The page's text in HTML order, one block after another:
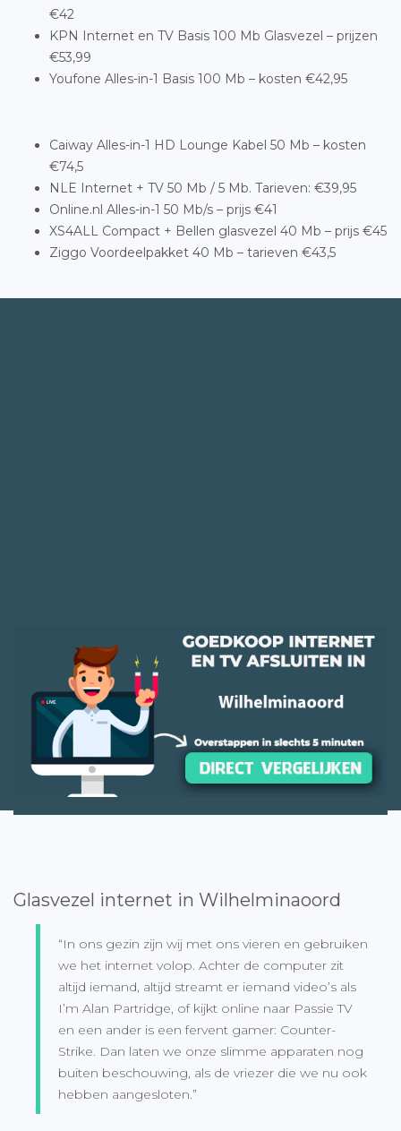
€42
KPN Internet en TV Basis 100 Mb Glasvezel – prijzen
€53,99
Youfone Alles-in-1 Basis 100 Mb – kosten €42,95
Caiway Alles-in-1 HD Lounge Kabel 50 Mb – kosten
€74,5
NLE Internet + TV 50 Mb / 5 Mb. Tarieven: €39,95
Online.nl Alles-in-1 50 Mb/s – prijs €41
XS4ALL Compact + Bellen glasvezel 40 Mb – prijs €45
Ziggo Voordeelpakket 40 Mb – tarieven €43,5
Glasvezel internet in Wilhelminaoord
“In ons gezin zijn wij met ons vieren en gebruiken
we het internet volop. Achter de computer zit
altijd iemand, altijd streamt er iemand video’s als
I’m Alan Partridge, of kijkt online naar Passie TV
en een ander is een fervent gamer: Counter-
Strike. Dan laten we onze slimme apparaten nog
buiten beschouwing, als de vriezer die we nu ook
hebben aangesloten.”